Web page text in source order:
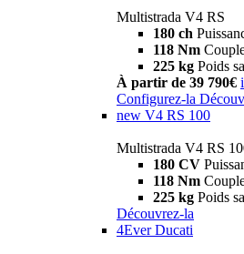
Multistrada V4 RS
180 ch
118 Nm
225 kg Poids
À partir de 39 790€ i
Configurez-la
new V4 RS 100
Multistrada V4 RS
180 CV
118 Nm
225 kg Poids
Découvrez-la
4Ever Ducati